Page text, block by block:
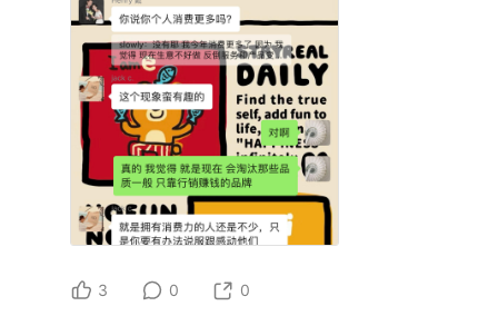
3 0 0